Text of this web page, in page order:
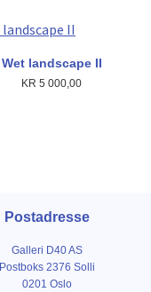
Wet landscape II
KR 5 000,00
Postadresse
Galleri D40 AS
Postboks 2376 Solli
0201 Oslo